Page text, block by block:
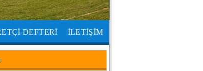
DEFTERİ İLETİŞİM